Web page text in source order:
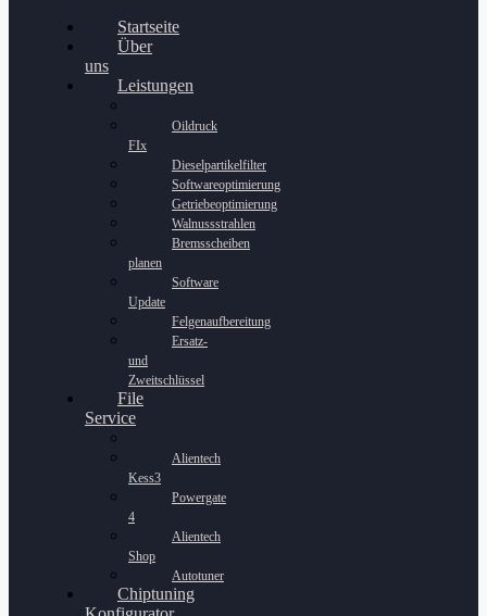
Startseite
Über
uns
Leistungen
Oildruck
FIx
Dieselpartikelfilter
Softwareoptimierung
Getriebeoptimierung
Walnussstrahlen
Bremsscheiben
planen
Software
Update
Felgenaufbereitung
Ersatz-
und
Zweitschlüssel
File
Service
Alientech
Kess3
Powergate
4
Alientech
Shop
Autotuner
Chiptuning